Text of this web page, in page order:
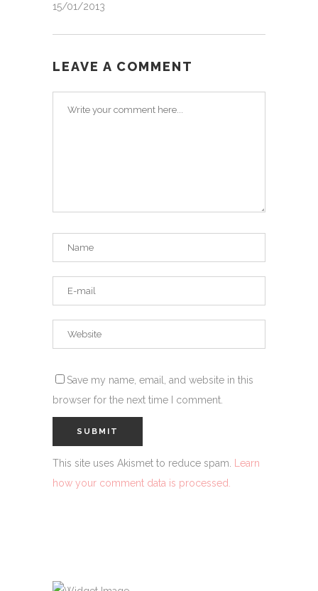
15/01/2013
LEAVE A COMMENT
Save my name, email, and website in this
browser for the next time I comment.
This site uses Akismet to reduce spam. Learn
how your comment data is processed.